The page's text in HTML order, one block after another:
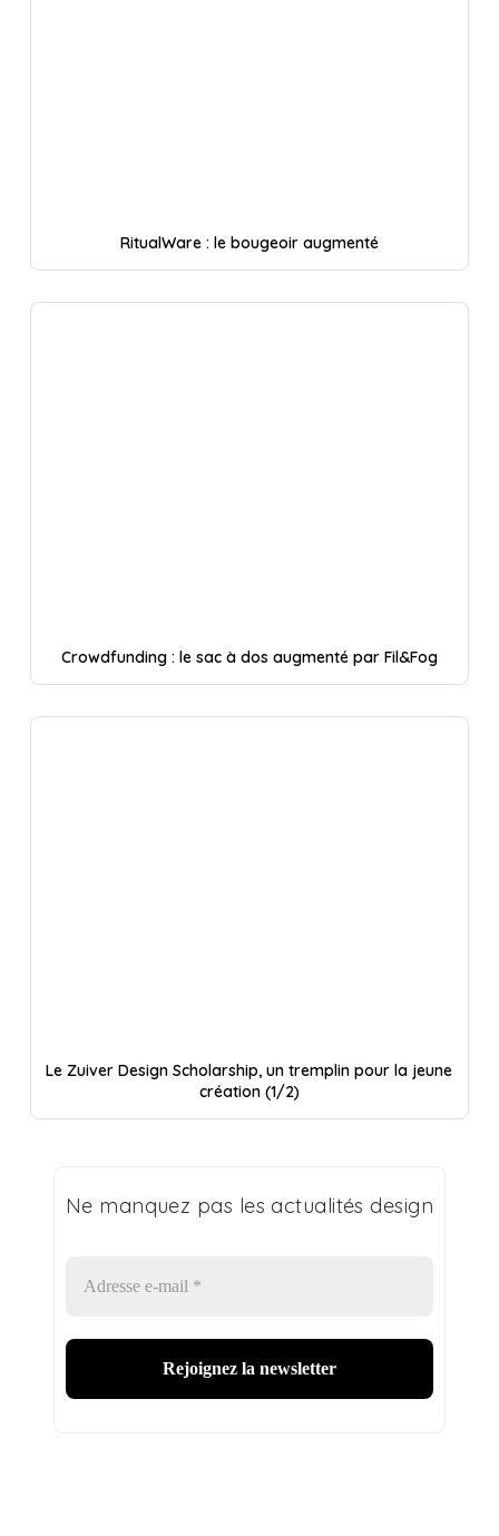
RitualWare : le bougeoir augmenté
Crowdfunding : le sac à dos augmenté par Fil&Fog
Le Zuiver Design Scholarship, un tremplin pour la jeune
création (1/2)
Ne manquez pas les actualités design